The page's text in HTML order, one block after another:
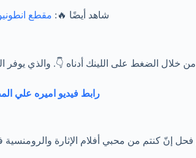
شاهد أيضًا 🔥: مقطع
الضغط على اللينك أدناه 👇. والذي يوفر
رابط فيديو اميره علي
إنّ كنتم من محبي أفلام الإثارة